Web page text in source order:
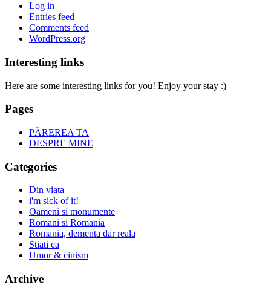
Log in
Entries feed
Comments feed
WordPress.org
Interesting links
Here are some interesting links for you! Enjoy your stay :)
Pages
PĂREREA TA
DESPRE MINE
Categories
Din viata
i'm sick of it!
Oameni si monumente
Romani si Romania
Romania, dementa dar reala
Stiati ca
Umor & cinism
Archive